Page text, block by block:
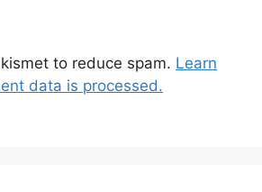
to reduce spam. Learn
data is processed.